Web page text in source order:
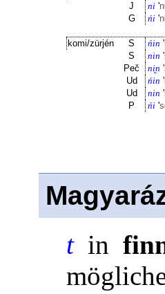
J
ni '
G
ńi '
komi/zürjén S ńin '
S
nin '
Peč
ni̮n '
Ud
ńin '
Ud
nin '
P
ńi '
tin